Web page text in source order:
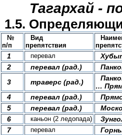
Тагархай -
1.5.
№
п/п
Вид
препятствия
1 перевал
2
перевал (рад.)
3
траверс (рад.)
…
4
перевал (рад.)
5
перевал (рад.)
6
каньон (2 ледопада)
7
перевал